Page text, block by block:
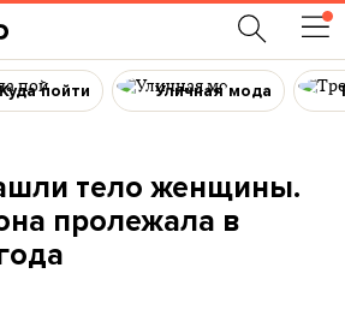
пойти Уличная мода
тело женщины.
пролежала в